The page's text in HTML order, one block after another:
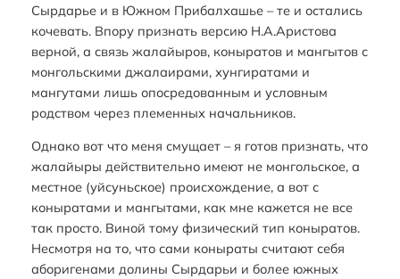
Сырдарье и в Южном Прибалхашье – те и остались
кочевать. Впору признать версию Н.А.Аристова
верной, а связь жалайыров, коныратов и мангытов с
монгольскими джалаирами, хунгиратами и
мангутами лишь опосредованным и условным
родством через племенных начальников.
Однако вот что меня смущает – я готов признать, что
жалайыры действительно имеют не монгольское, а
местное (уйсуньское) происхождение, а вот с
коныратами и мангытами, как мне кажется не все
так просто. Виной тому физический тип коныратов.
Несмотря на то, что сами коныраты считают себя
аборигенами долины Сырдарьи и более южных